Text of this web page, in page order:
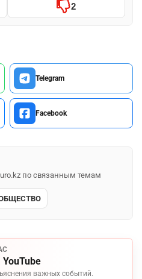
2
Telegram
Facebook
по связанным темам
важных событий.